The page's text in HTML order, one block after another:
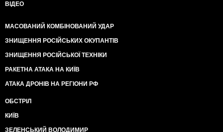
ВІДЕО
МАСОВАНИЙ КОМБІНОВАНИЙ УДАР
ЗНИЩЕННЯ РОСІЙСЬКИХ ОКУПАНТІВ
ЗНИЩЕННЯ РОСІЙСЬКОЇ ТЕХНІКИ
РАКЕТНА АТАКА НА КИЇВ
АТАКА ДРОНІВ НА РЕГІОНИ РФ
ОБСТРІЛ
КИЇВ
ЗЕЛЕНСЬКИЙ ВОЛОДИМИР